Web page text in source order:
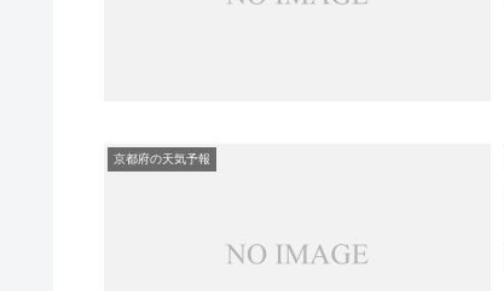
京都府の天気予報